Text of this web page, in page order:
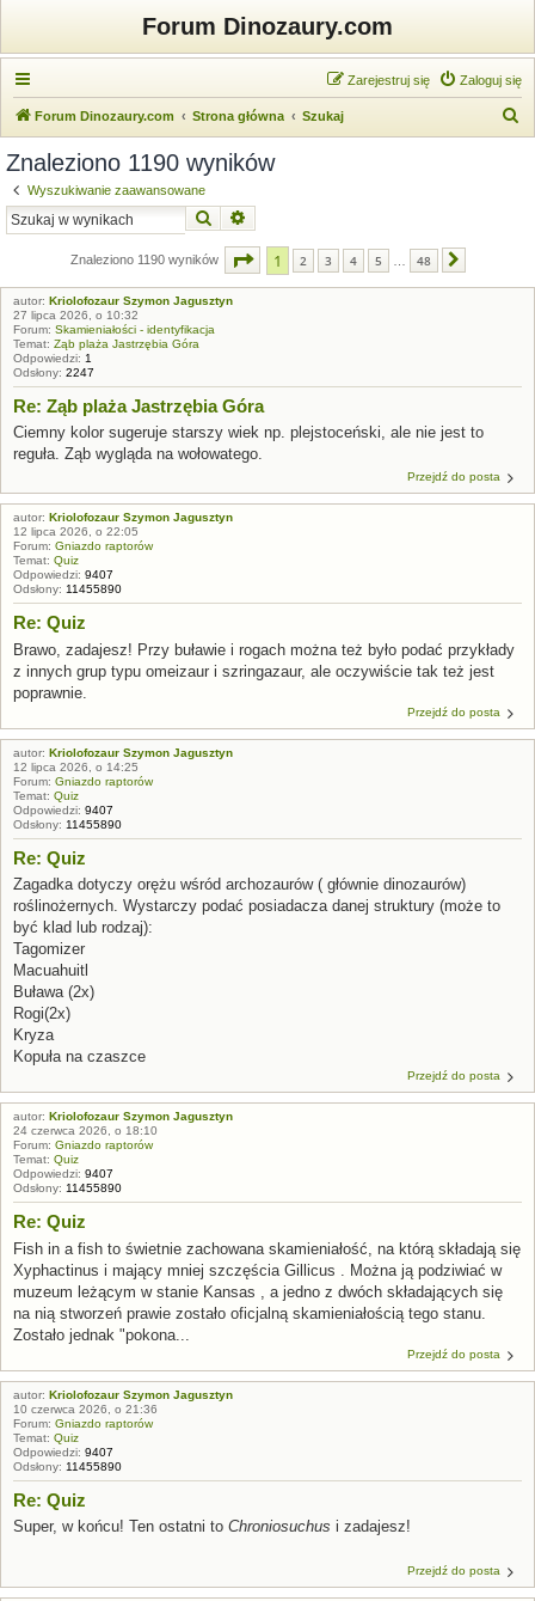
Forum Dinozaury.com
Zaloguj się
Zarejestruj się
Forum Dinozaury.com Strona główna Szukaj
Znaleziono 1190 wyników
Wyszukiwanie zaawansowane
Szukaj
Znaleziono 1190 wyników Strona 1z 48
1 2 3 4 5 48
autor: Kriolofozaur Szymon Jagusztyn
27 lipca 2026, o 10:32
Forum: Skamieniałości - identyfikacja
Temat: Ząb plaża Jastrzębia Góra
Odpowiedzi: 1
Odsłony: 2247
Re: Ząb plaża Jastrzębia Góra
Ciemny kolor sugeruje starszy wiek np. plejstoceński, ale nie jest to
reguła. Ząb wygląda na wołowatego.
Przejdź do posta
autor: Kriolofozaur Szymon Jagusztyn
12 lipca 2026, o 22:05
Forum: Gniazdo raptorów
Temat: Quiz
Odpowiedzi: 9407
Odsłony: 11455890
Re: Quiz
Brawo, zadajesz! Przy buławie i rogach można też było podać przykłady
z innych grup typu omeizaur i szringazaur, ale oczywiście tak też jest
poprawnie.
Przejdź do posta
autor: Kriolofozaur Szymon Jagusztyn
12 lipca 2026, o 14:25
Forum: Gniazdo raptorów
Temat: Quiz
Odpowiedzi: 9407
Odsłony: 11455890
Re: Quiz
Zagadka dotyczy orężu wśród archozaurów ( głównie dinozaurów)
roślinożernych. Wystarczy podać posiadacza danej struktury (może to
być klad lub rodzaj):
Tagomizer
Macuahuitl
Buława (2x)
Rogi(2x)
Kryza
Kopuła na czaszce
Przejdź do posta
autor: Kriolofozaur Szymon Jagusztyn
24 czerwca 2026, o 18:10
Forum: Gniazdo raptorów
Temat: Quiz
Odpowiedzi: 9407
Odsłony: 11455890
Re: Quiz
Fish in a fish to świetnie zachowana skamieniałość, na którą składają się
Xyphactinus i mający mniej szczęścia Gillicus . Można ją podziwiać w
muzeum leżącym w stanie Kansas , a jedno z dwóch składających się
na nią stworzeń prawie zostało oficjalną skamieniałością tego stanu.
Zostało jednak "pokona...
Przejdź do posta
autor: Kriolofozaur Szymon Jagusztyn
10 czerwca 2026, o 21:36
Forum: Gniazdo raptorów
Temat: Quiz
Odpowiedzi: 9407
Odsłony: 11455890
Re: Quiz
Super, w końcu! Ten ostatni to Chroniosuchus i zadajesz!
Przejdź do posta